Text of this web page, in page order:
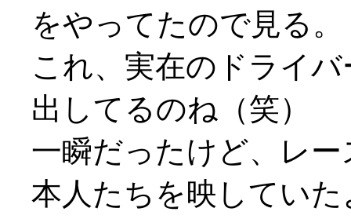
をやってたので見る。
これ、実在のドライ
出してるのね（笑）
一瞬だったけど、レ
本人たちを映してい